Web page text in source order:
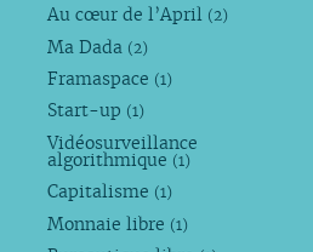
Au cœur de l’April (2)
Ma Dada (2)
Framaspace (1)
Start-up (1)
Vidéosurveillance
algorithmique (1)
Capitalisme (1)
Monnaie libre (1)